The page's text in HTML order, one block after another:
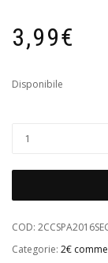
3,99€
Disponibile
COD:
Categorie: 2€